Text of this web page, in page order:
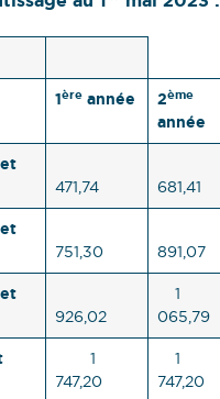
1ère année 2ème
année
471,74 681,41
751,30 891,07
926,02
1
065,79
1
747,20
1
747,20